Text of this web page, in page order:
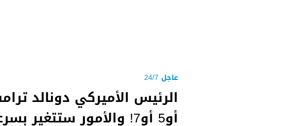
عاجل 24/7
أو5 أو7! والأمور ستتغير بسرعة